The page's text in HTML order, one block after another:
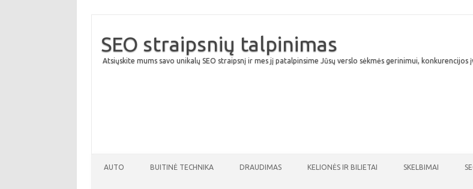
SEO straipsnių talpinimas
Atsiųskite mums savo unikalų SEO straipsnį ir mes jį patalpinsime Jūsų verslo sėkmės gerinimui,
AUTO BUITINĖ TECHNIKA DRAUDIMAS KELIONĖS IR BILIETAI SKELBIMAI